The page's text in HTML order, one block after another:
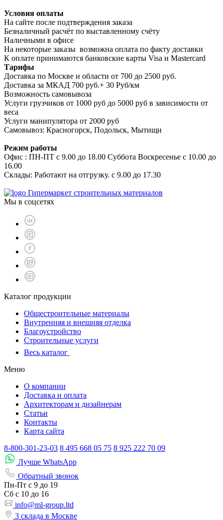
Условия оплаты
На сайте после подтверждения заказа
Безналичный расчёт по выставленному счёту
Наличными в офисе
На некоторые заказы возможна оплата по факту доставки
К оплате принимаются банковские карты Visa и Masterсard
Тарифы
Доставка по Москве и области от 700 до 2500 руб.
Доставка за МКАД 700 руб.+ 30 Руб/км
Возможность самовывоза
Услуги грузчиков от 1000 руб до 5000 руб в зависимости от
веса
Услуги манипулятора от 2000 руб
Самовывоз: Красногорск, Подольск, Мытищи
Режим работы
Офис : ПН-ПТ с 9.00 до 18.00 Суббота Воскресенье с 10.00 до
16.00
Склады: Работают на отгрузку. с 9.00 до 17.30
Гипермаркет строительных материалов
Мы в соцсетях
Каталог продукции
Общестроительные материалы
Внутренняя и внешняя отделка
Благоустройство
Строительные услуги
Весь каталог
Меню
О компании
Доставка и оплата
Архитекторам и дизайнерам
Статьи
Контакты
Карта сайта
8-800-301-23-03 8 495 668 05 75 8 925 222 70 09
Лучше WhatsApp
Обратный звонок
Пн-Пт с 9 до 19
Сб с 10 до 16
info@ml-group.ltd
3 склада в Москве